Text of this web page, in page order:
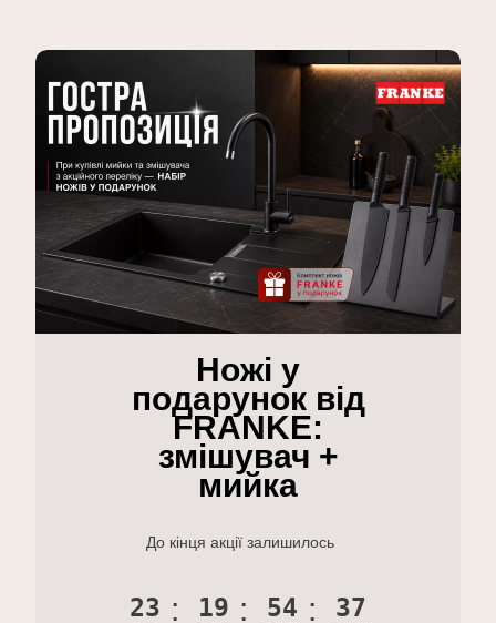
Ножі у
подарунок від
FRANKE:
змішувач +
мийка
До кінця акції залишилось
23 19 54 36